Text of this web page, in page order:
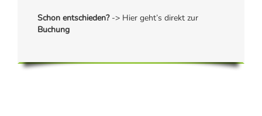
Schon entschieden?-> Hier geht’s direkt zur
Buchung